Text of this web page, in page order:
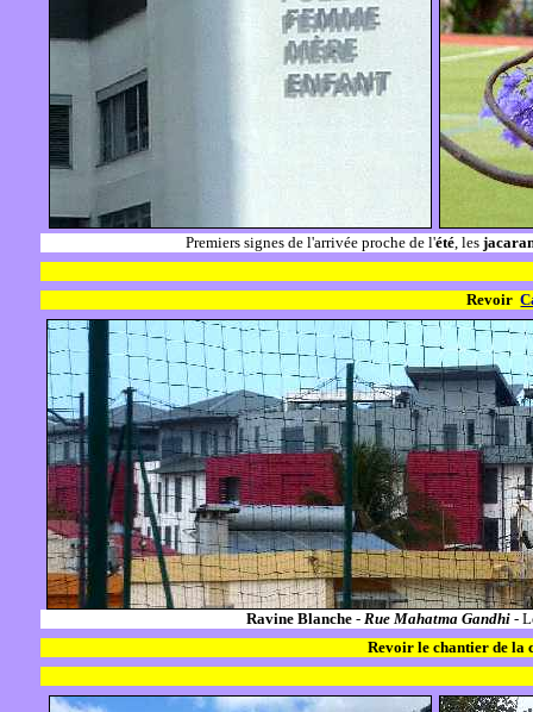
Premiers signes de l'arrivée proche de l'été, les
Revoir
Ravine Blanche -Rue Mahatma Gandhi -
Revoir le chantier de la